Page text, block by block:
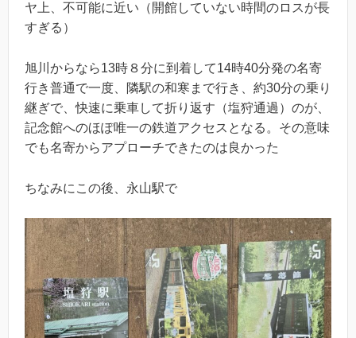
ヤ上、不可能に近い（開館していない時間のロスが長
すぎる）
旭川からなら13時８分に到着して14時40分発の名寄
行き普通で一度、隣駅の和寒まで行き、約30分の乗り
継ぎで、快速に乗車して折り返す（塩狩通過）のが、
記念館へのほぽ唯一の鉄道アクセスとなる。その意味
でも名寄からアプローチできたのは良かった
ちなみにこの後、永山駅で